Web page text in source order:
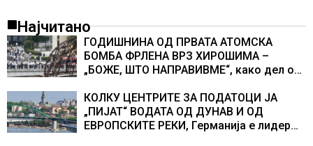
Најчитано
ГОДИШНИНА ОД ПРВАТА АТОМСКА
БОМБА ФРЛЕНА ВРЗ ХИРОШИМА –
„БОЖЕ, ШТО НАПРАВИВМЕ“, како дел од
учесниците во бомбардирањето го
доживуваа овој настан што го промени
текот на историјата
КОЛКУ ЦЕНТРИТЕ ЗА ПОДАТОЦИ ЈА
„ПИЈАТ“ ВОДАТА ОД ДУНАВ И ОД
ЕВРОПСКИТЕ РЕКИ, Германија е лидер